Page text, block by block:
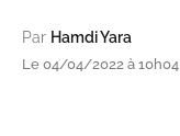
Par Hamdi Yara
Le 04/04/2022 à 10h04